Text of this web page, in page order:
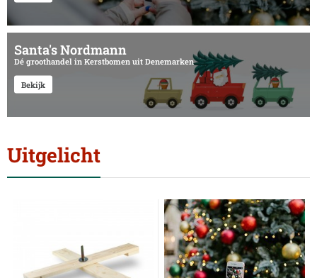
Santa's Nordmann
Dé groothandel in Kerstbomen uit Denemarken
Bekijk
Uitgelicht